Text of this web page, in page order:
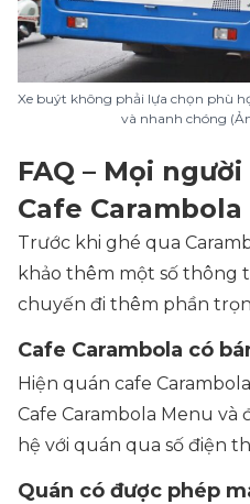
Xe buýt không phải lựa chọn phù
và nhanh chóng
FAQ – Mọi
Cafe Carambola
Trước khi ghé qua
khảo thêm một số thông
chuyến đi thêm phần
Cafe Carambola có
Hiện quán cafe
Cafe Carambola Menu và
hệ với quán qua số điện
Quán có được phép